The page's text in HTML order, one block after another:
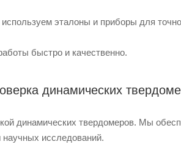
эталоны и приборы для
быстро и качественно.
динамических
динамических твердомеров. Мы
исследований.